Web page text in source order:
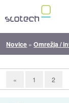
Novice »Omrežja /
« 1 2